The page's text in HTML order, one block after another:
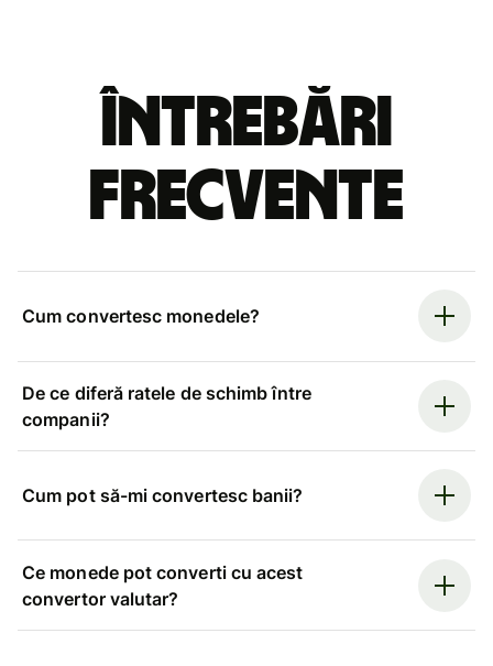
Întrebări
frecvente
Cum convertesc monedele?
De ce diferă ratele de schimb între
companii?
Cum pot să-mi convertesc banii?
Ce monede pot converti cu acest
convertor valutar?